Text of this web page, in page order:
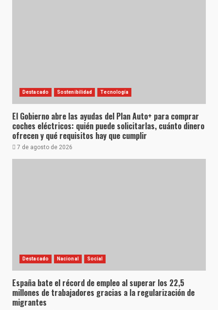
Destacado Sostenibilidad Tecnología
El Gobierno abre las ayudas del Plan Auto+ para comprar
coches eléctricos: quién puede solicitarlas, cuánto dinero
ofrecen y qué requisitos hay que cumplir
7 de agosto de 2026
Destacado Nacional Social
España bate el récord de empleo al superar los 22,5
millones de trabajadores gracias a la regularización de
migrantes